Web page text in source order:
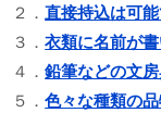
２．直接持込は可
３．衣類に名前が
４．鉛筆などの文
５．色々な種類の